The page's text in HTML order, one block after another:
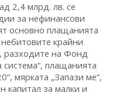
2,4 млрд. лв. се
за нефинансови
основно плащанията
крайни
разходите на Фонд
система“, плащанията
мярката „Запази ме“,
капитал за малки и